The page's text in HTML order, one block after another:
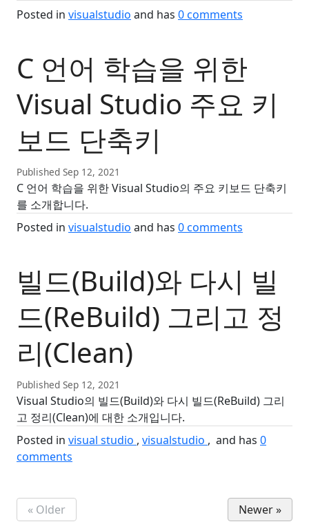
Posted in visualstudio and has 0comments
C 언어 학습을 위한
Visual Studio 주요 키
보드 단축키
Published Sep 12, 2021
C 언어 학습을 위한 Visual Studio의 주요 키보드 단축키
를 소개합니다.
Posted in visualstudio and has 0comments
빌드(Build)와 다시 빌
드(ReBuild) 그리고 정
리(Clean)
Published Sep 12, 2021
Visual Studio의 빌드(Build)와 다시 빌드(ReBuild) 그리
고 정리(Clean)에 대한 소개입니다.
Posted in visual studio visualstudio and has 0
comments
« Older Newer »